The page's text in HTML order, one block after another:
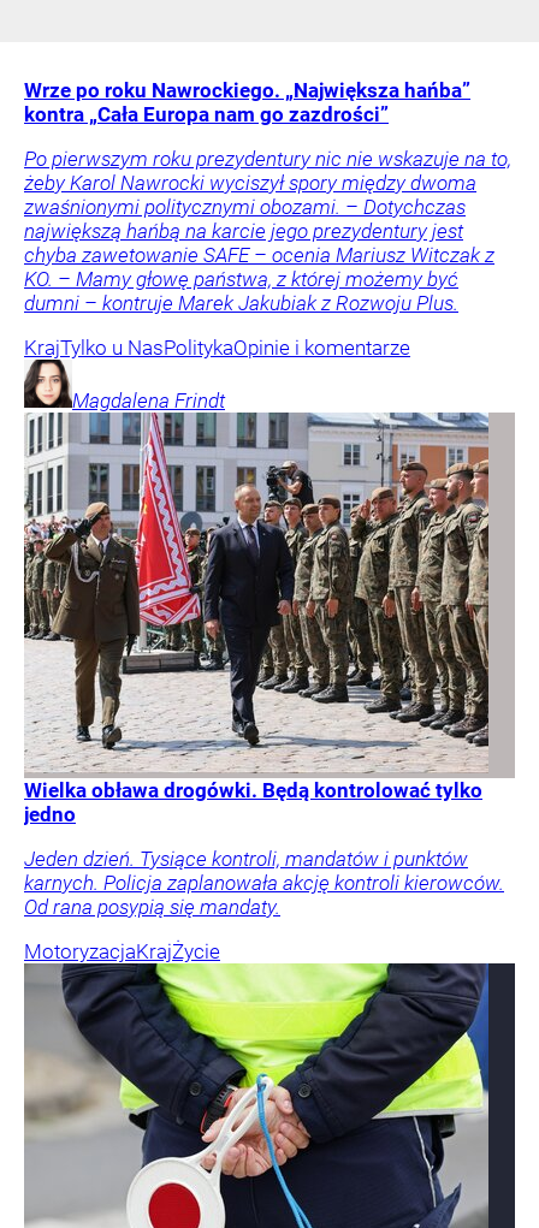
Wrze po roku Nawrockiego. „Największa hańba”
kontra „Cała Europa nam go zazdrości”
Po pierwszym roku prezydentury nic nie wskazuje na to,
żeby Karol Nawrocki wyciszył spory między dwoma
zwaśnionymi politycznymi obozami. – Dotychczas
największą hańbą na karcie jego prezydentury jest
chyba zawetowanie SAFE – ocenia Mariusz Witczak z
KO. – Mamy głowę państwa, z której możemy być
dumni – kontruje Marek Jakubiak z Rozwoju Plus.
KrajTylko u NasPolitykaOpinie i komentarze
Magdalena Frindt
Wielka obława drogówki. Będą kontrolować tylko
jedno
Jeden dzień. Tysiące kontroli, mandatów i punktów
karnych. Policja zaplanowała akcję kontroli kierowców.
Od rana posypią się mandaty.
MotoryzacjaKrajŻycie